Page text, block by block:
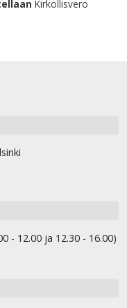
Kirkollisvero
- 12.00 ja 12.30 - 16.00)